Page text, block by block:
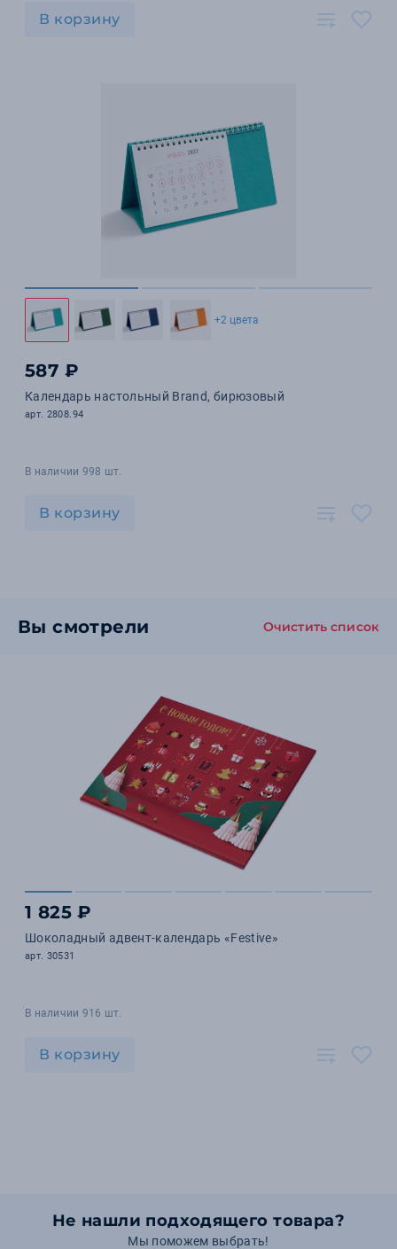
В корзину
+2 цвета
587 ₽
Календарь настольный Brand, бирюзовый
арт. 2808.94
В наличии 998 шт.
В корзину
Вы смотрели Очистить список
1 825 ₽
Шоколадный адвент-календарь «Festive»
арт. 30531
В наличии 916 шт.
В корзину
Не нашли подходящего товара?
Мы поможем выбрать!